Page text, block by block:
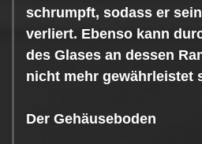
schrumpft, sodass er
verliert. Ebenso kann
des Glases an dessen
nicht mehr gewährleistet
Der Gehäuseboden